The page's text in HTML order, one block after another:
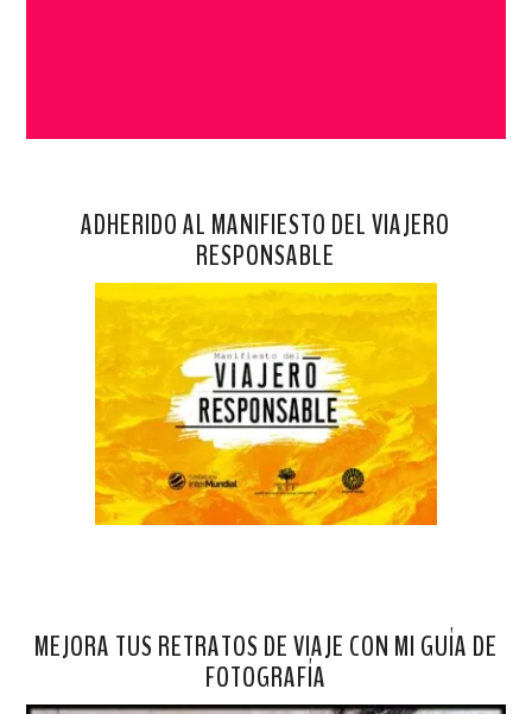
ADHERIDO AL MANIFIESTO DEL VIAJERO
RESPONSABLE
MEJORA TUS RETRATOS DE VIAJE CON MI GUÍA DE
FOTOGRAFÍA